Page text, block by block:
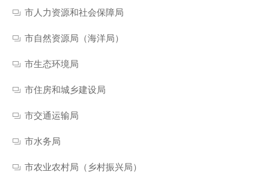
市人力资源和社会保障局
市自然资源局（海洋局）
市生态环境局
市住房和城乡建设局
市交通运输局
市水务局
市农业农村局（乡村振兴局）